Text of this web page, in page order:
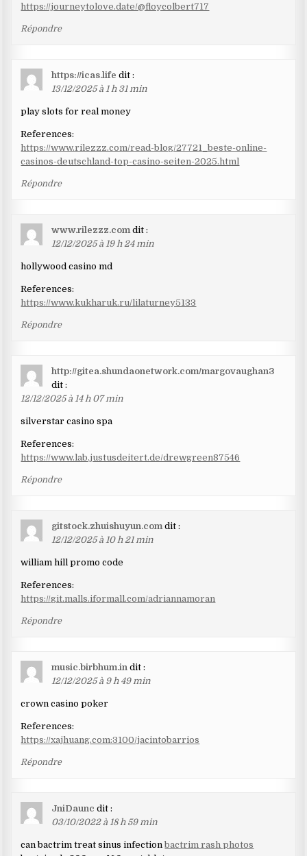
https://journeytolove.date/@floycolbert717
Répondre
https://icas.life dit :
13/12/2025 à 1 h 31 min
play slots for real money
References:
https://www.rilezzz.com/read-blog/27721_beste-online-
casinos-deutschland-top-casino-seiten-2025.html
Répondre
www.rilezzz.com dit :
12/12/2025 à 19 h 24 min
hollywood casino md
References:
https://www.kukharuk.ru/lilaturney5133
Répondre
http://gitea.shundaonetwork.com/margovaughan3
dit :
12/12/2025 à 14 h 07 min
silverstar casino spa
References:
https://www.lab.justusdeitert.de/drewgreen87546
Répondre
gitstock.zhuishuyun.com dit :
12/12/2025 à 10 h 21 min
william hill promo code
References:
https://git.malls.iformall.com/adriannamoran
Répondre
music.birbhum.in dit :
12/12/2025 à 9 h 49 min
crown casino poker
References:
https://xajhuang.com:3100/jacintobarrios
Répondre
JniDaunc dit :
03/10/2022 à 18 h 59 min
can bactrim treat sinus infectionbactrim rash photos